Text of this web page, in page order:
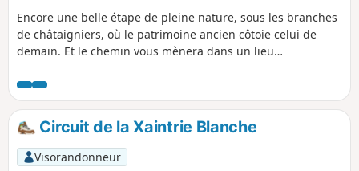
Encore une belle étape de pleine nature, sous les branches
de châtaigniers, où le patrimoine ancien côtoie celui de
demain. Et le chemin vous mènera dans un lieu
Circuit de la Xaintrie Blanche
Visorandonneur